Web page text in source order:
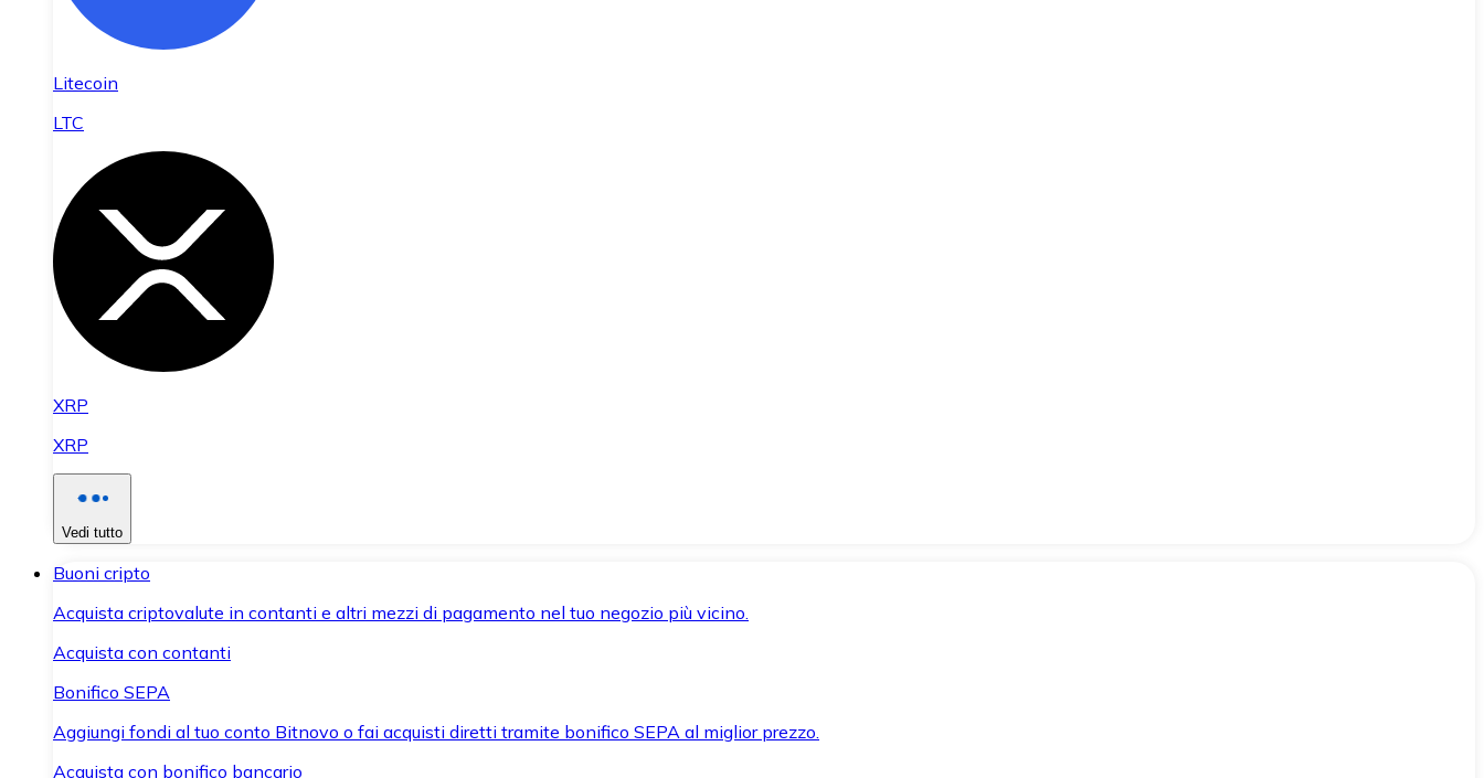
Litecoin
LTC
XRP
XRP
Vedi tutto
Buoni cripto
Acquista criptovalute in contanti e altri mezzi di pagamento nel tuo negozio più vicino.
Acquista con contanti
Bonifico SEPA
Aggiungi fondi al tuo conto Bitnovo o fai acquisti diretti tramite bonifico SEPA al miglior prezzo.
Acquista con bonifico bancario